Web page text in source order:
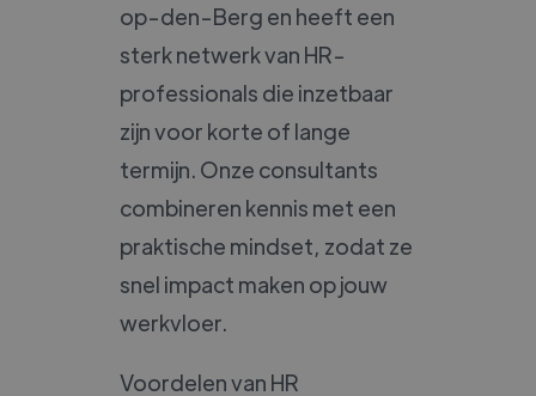
op-den-Berg en heeft een
sterk netwerk van HR-
professionals die inzetbaar
zijn voor korte of lange
termijn. Onze consultants
combineren kennis met een
praktische mindset, zodat ze
snel impact maken op jouw
werkvloer.
Voordelen van HR